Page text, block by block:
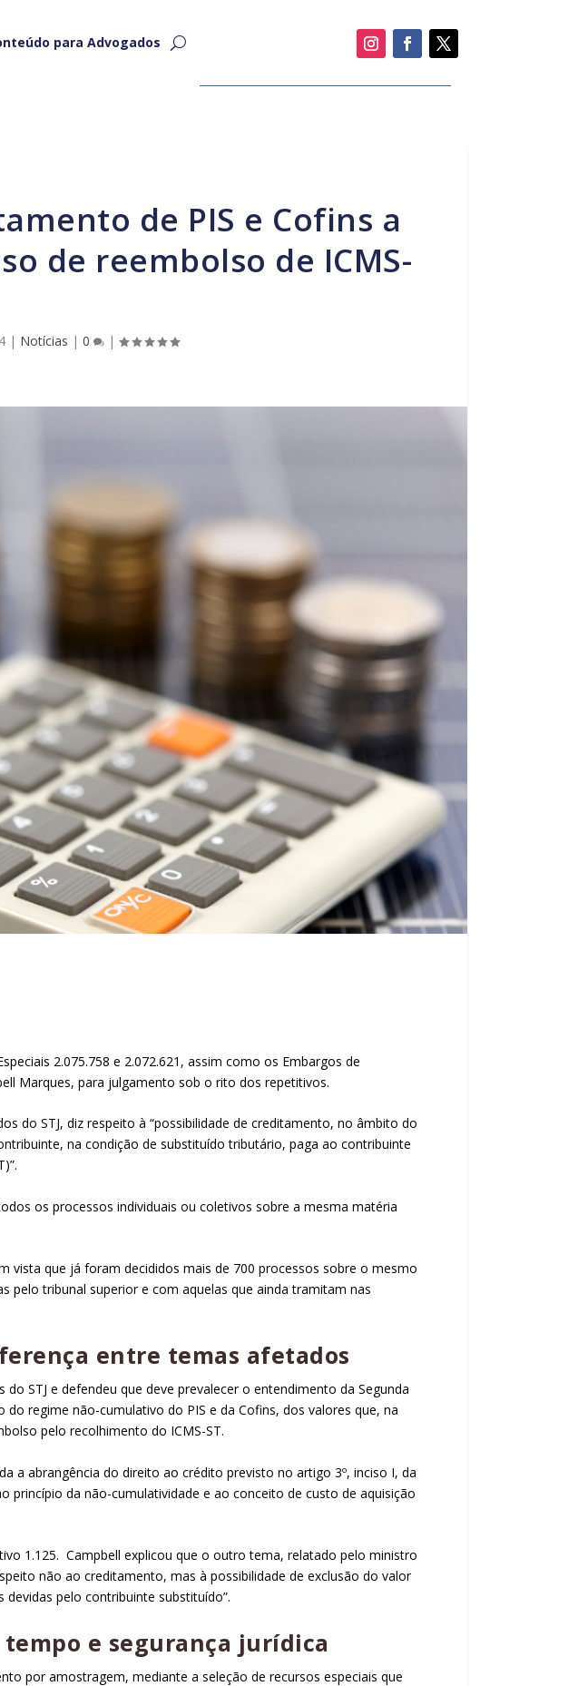
para Advogados
de reembolso de ICMS-
| Notícias | 0 |
2.075.758 e 2.072.621, assim como os Embargos de
Marques, para julgamento sob o rito dos repetitivos.
do STJ, diz respeito à “possibilidade de creditamento, no âmbito do
na condição de substituído tributário, paga ao contribuinte
os processos individuais ou coletivos sobre a mesma matéria
vista que já foram decididos mais de 700 processos sobre o mesmo
pelo tribunal superior e com aquelas que ainda tramitam nas
entre temas afetados
STJ e defendeu que deve prevalecer o entendimento da Segunda
regime não-cumulativo do PIS e da Cofins, dos valores que, na
pelo recolhimento do ICMS-ST.
a abrangência do direito ao crédito previsto no artigo 3º, inciso I, da
princípio da não-cumulatividade e ao conceito de custo de aquisição
1.125. Campbell explicou que o outro tema, relatado pelo ministro
não ao creditamento, mas à possibilidade de exclusão do valor
pelo contribuinte substituído”.
e segurança jurídica
por amostragem, mediante a seleção de recursos especiais que